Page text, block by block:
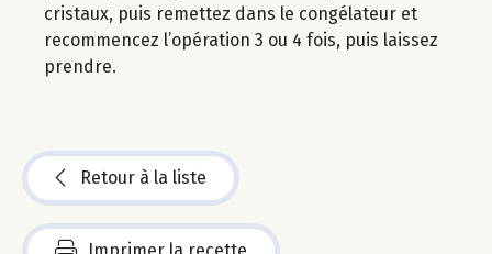
cristaux, puis remettez dans le congélateur et
recommencez l’opération 3 ou 4 fois, puis laissez
prendre.
Retour à la liste